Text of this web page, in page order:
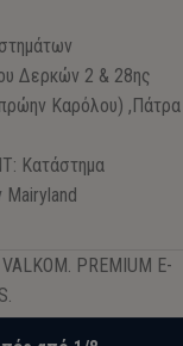
Δερκών 2 & 28ης
Καρόλου) ,Πάτρα
Κατάστημα
Mairyland
PREMIUM E-